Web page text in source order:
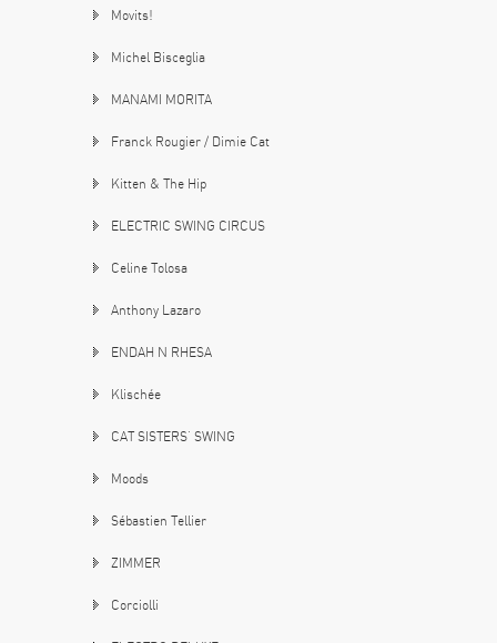
Movits!
Michel Bisceglia
MANAMI MORITA
Franck Rougier / Dimie Cat
Kitten & The Hip
ELECTRIC SWING CIRCUS
Celine Tolosa
Anthony Lazaro
ENDAH N RHESA
Klischée
CAT SISTERS’ SWING
Moods
Sébastien Tellier
ZIMMER
Corciolli